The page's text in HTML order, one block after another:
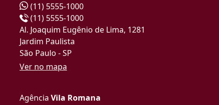
(11) 5555-1000
(11) 5555-1000
Al. Joaquim Eugênio de Lima, 1281
Jardim Paulista
São Paulo - SP
Ver no mapa
Agência Vila Romana